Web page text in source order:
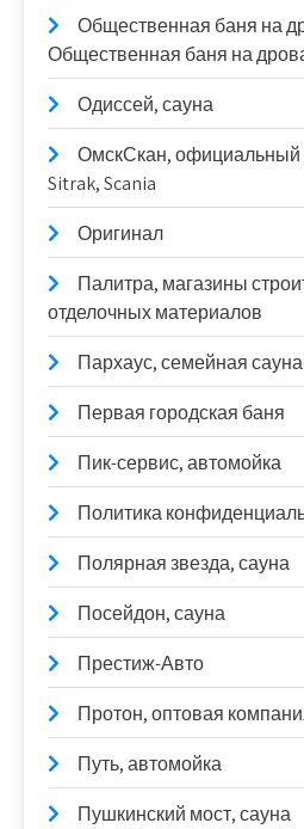
Общественная баня на
Общественная баня на
Одиссей, сауна
ОмскСкан, официальный
Sitrak, Scania
Оригинал
Палитра, магазины
отделочных материалов
Пархаус, семейная сауна
Первая городская баня
Пик-сервис, автомойка
Политика
Полярная звезда, сауна
Посейдон, сауна
Престиж-Авто
Протон, оптовая
Путь, автомойка
Пушкинский мост, сауна